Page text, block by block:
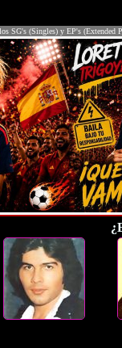
SG's (Singles) y EP's (Extended